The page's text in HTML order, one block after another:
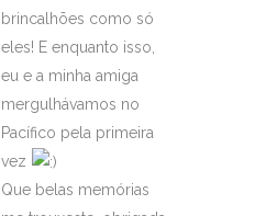
brincalhões como só
eles! E enquanto isso,
eu e a minha amiga
mergulhávamos no
Pacífico pela primeira
vez
Que belas memórias